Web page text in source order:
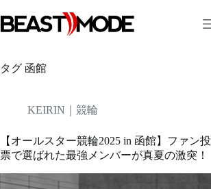
ン
テ
ツ
へ
プ
タグ 函館
KEIRIN｜競輪
【オールスター競輪2025 in 函館】ファン投
票で選ばれた最強メンバーが真夏の激突！